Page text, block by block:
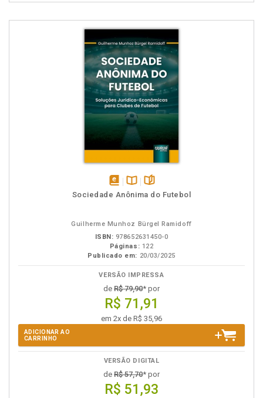
disponível
Disponível
páginas
Sociedade Anônima do Futebol
Guilherme Munhoz Bürgel Ramidoff
ISBN: 978652631450-0
Páginas: 122
Publicado em: 20/03/2025
VERSÃO IMPRESSA
de R$ 79,90* por
R$ 71,91
em 2x de R$ 35,96
ADICIONAR AO
CARRINHO
VERSÃO DIGITAL
de R$ 57,70* por
R$ 51,93